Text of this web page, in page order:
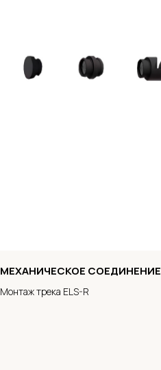
МЕХАНИЧЕСКОЕ СОЕДИНЕНИЕ
Монтаж трека ELS-R